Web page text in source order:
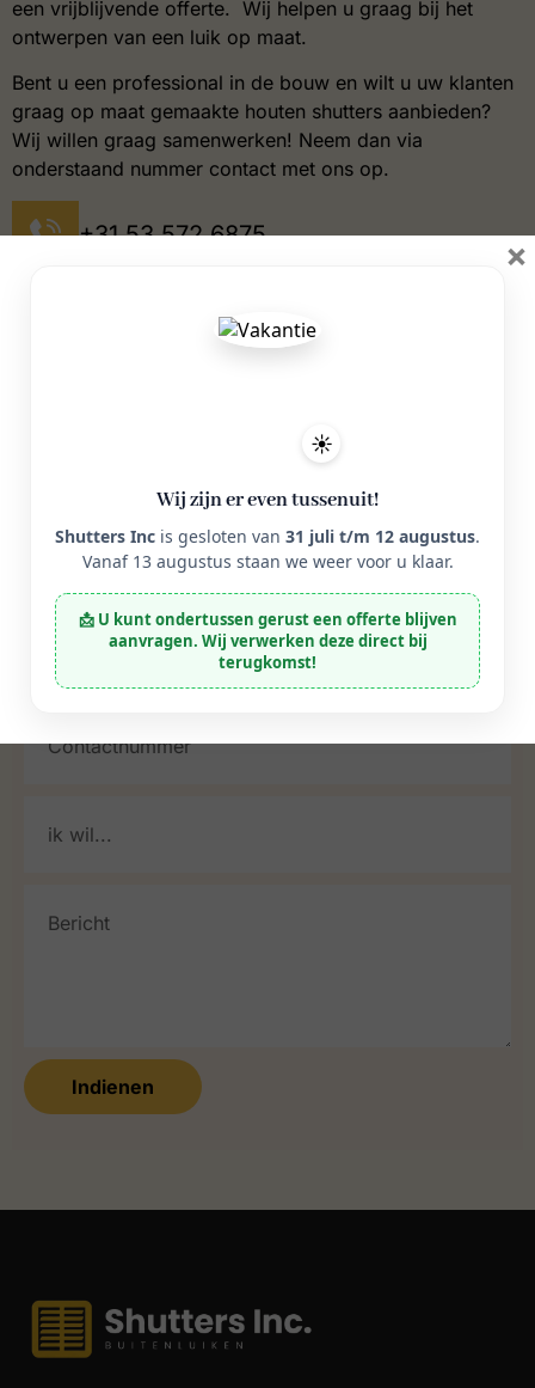
een vrijblijvende offerte. Wij helpen u graag bij het
ontwerpen van een luik op maat.
Bent u een professional in de bouw en wilt u uw klanten
graag op maat gemaakte houten shutters aanbieden?
Wij willen graag samenwerken! Neem dan via
onderstaand nummer contact met ons op.
+31 53 572 6875
Industriestraat 40, 7482 EZ,
Indienen
☀️
Wij zijn er even tussenuit!
Shutters Inc is gesloten van 31 juli t/m 12 augustus.
Vanaf 13 augustus staan we weer voor u klaar.
📩 U kunt ondertussen gerust een offerte blijven
aanvragen. Wij verwerken deze direct bij
terugkomst!
×